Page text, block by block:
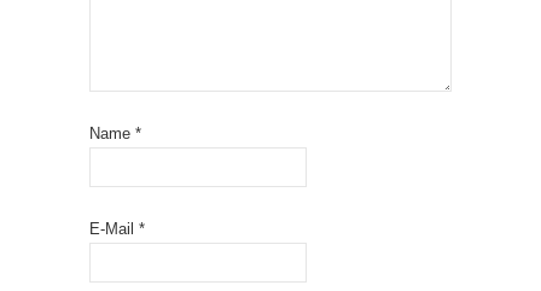
Name *
E-Mail *